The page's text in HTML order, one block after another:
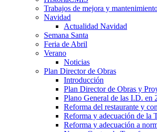
Trabajos de mejora y
Navidad
Actualidad Navidad
Semana Santa
Feria de Abril
Verano
Noticias
Plan Director de Obras
Introducción
Plan Director de Obras y
Plano General de las I.D. en
Reforma del restaurante y
Reforma y adecuación de la
Reforma y adecuación a